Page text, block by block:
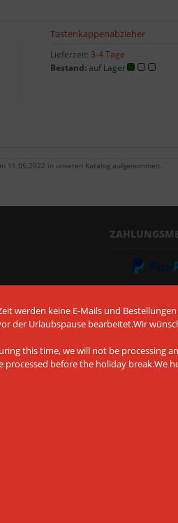
Tastenkappenabzieher
Lieferzeit: 3-4 Tage
Bestand:auf Lager
11.05.2022 in unseren Katalog aufgenommen.
werden keine E-Mails und
der Urlaubspause bearbeitet.Wir
this time, we will not be
processed before the holiday break.We